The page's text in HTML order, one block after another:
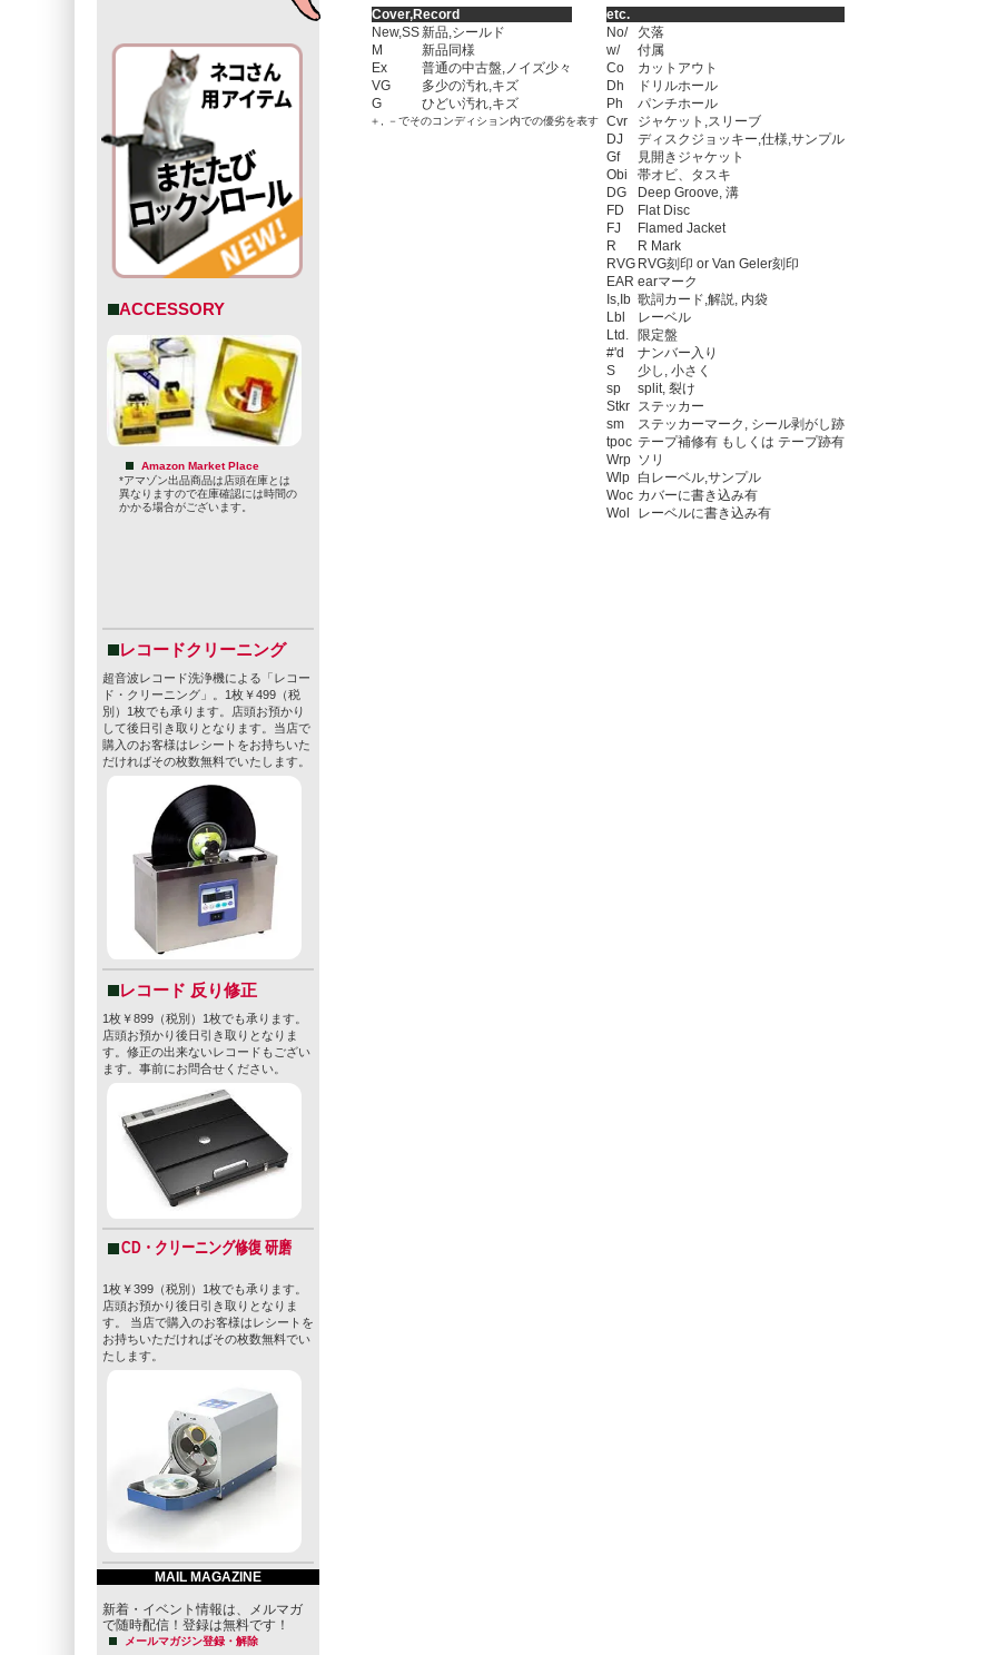
ACCESSORY
Amazon Market Place
*アマゾン出品商品は店頭在庫とは
異なりますので在庫確認には時間の
かかる場合がございます。
レコードクリーニング
超音波レコード洗浄機による「レコー
ド・クリーニング」。1枚￥499（税
別）1枚でも承ります。店頭お預かり
して後日引き取りとなります。当店で
購入のお客様はレシートをお持ちいた
だければその枚数無料でいたします。
レコード 反り修正
1枚￥899（税別）1枚でも承ります。
店頭お預かり後日引き取りとなりま
す。修正の出来ないレコードもござい
ます。事前にお問合せください。
CD・クリーニング修復 研磨
1枚￥399（税別）1枚でも承ります。
店頭お預かり後日引き取りとなりま
す。 当店で購入のお客様はレシートを
お持ちいただければその枚数無料でい
たします。
MAIL MAGAZINE
新着・イベント情報は、メルマガ
で随時配信！登録は無料です！
メールマガジン登録・解除
Cover,Record
New,SS新品,シールド
M
新品同様
Ex
普通の中古盤,ノイズ少々
VG
多少の汚れ,キズ
G
ひどい汚れ,キズ
＋, －でそのコンディション内での優劣を表す
etc.
No/
欠落
w/
付属
Co
カットアウト
Dh
ドリルホール
Ph
パンチホール
Cvr
ジャケット,スリーブ
DJ
ディスクジョッキー,仕様,サンプル
Gf
見開きジャケット
Obi
帯オビ、タスキ
DG
Deep Groove, 溝
FD
Flat Disc
FJ
Flamed Jacket
R
R Mark
RVG RVG刻印 or Van Geler刻印
EAR earマーク
Is,Ib 歌詞カード,解説, 内袋
Lbl
レーベル
Ltd.
限定盤
#'d
ナンバー入り
S
少し, 小さく
sp
split, 裂け
Stkr ステッカー
sm
ステッカーマーク, シール剥がし跡
tpoc テープ補修有 もしくは テープ跡有
Wrp ソリ
Wlp 白レーベル,サンプル
Woc カバーに書き込み有
Wol
レーベルに書き込み有